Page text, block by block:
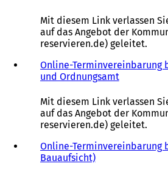
Mit diesem Link verlassen
auf das Angebot der
reservieren.de) geleitet.
Online-Terminvereinbarung
und Ordnungsamt(
f
f
n
t
Mit diesem Link verlassen
auf das Angebot der
reservieren.de) geleitet.
Online-Terminvereinbarung
Bauaufsicht)(